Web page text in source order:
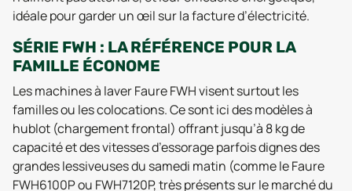
idéale pour garder un œil sur la facture d’électricité.
SÉRIE FWH : LA RÉFÉRENCE POUR LA
FAMILLE ÉCONOME
Les machines à laver Faure FWH visent surtout les
familles ou les colocations. Ce sont ici des modèles à
hublot (chargement frontal) offrant jusqu’à 8 kg de
capacité et des vitesses d’essorage parfois dignes des
grandes lessiveuses du samedi matin (comme le Faure
FWH6100P ou FWH7120P, très présents sur le marché du